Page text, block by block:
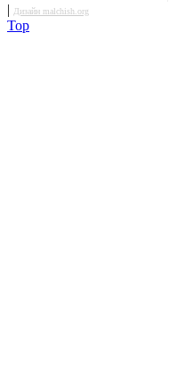
| Дизайн malchish.org
Top